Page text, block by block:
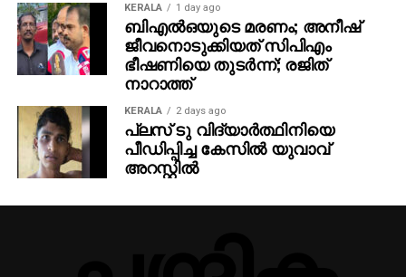
KERALA 1 day ago
ബിഎല്‍ഒയുടെ മരണം; അനീഷ്
ജീവനൊടുക്കിയത് സിപിഎം
ഭീഷണിയെ തുടര്‍ന്ന്; രജിത്
നാറാത്ത്
KERALA 2 days ago
പ്ലസ് ടു വിദ്യാര്‍ത്ഥിനിയെ
പീഡിപ്പിച്ച കേസില്‍ യുവാവ്
അറസ്റ്റില്‍